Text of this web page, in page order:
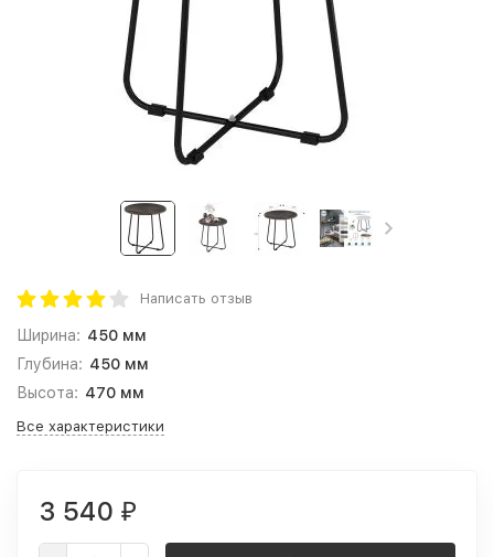
Написать отзыв
Ширина: 450 мм
Глубина: 450 мм
Высота: 470 мм
Все характеристики
3 540 ₽